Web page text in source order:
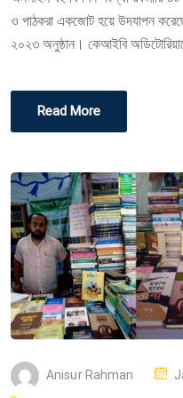
N
ও পাঠকরা একজোট হয়ে উদযাপন
২০২৩ অনুষ্ঠান। কেআইবি
Read More
Anisur Rahman